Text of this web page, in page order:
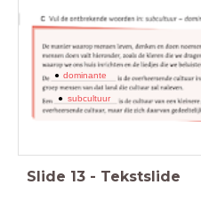
dominante
subcultuur
Slide 13 - Tekstslide